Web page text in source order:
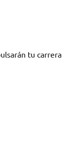
tu carrera